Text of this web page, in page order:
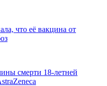
что её вакцина от
смерти 18-летней